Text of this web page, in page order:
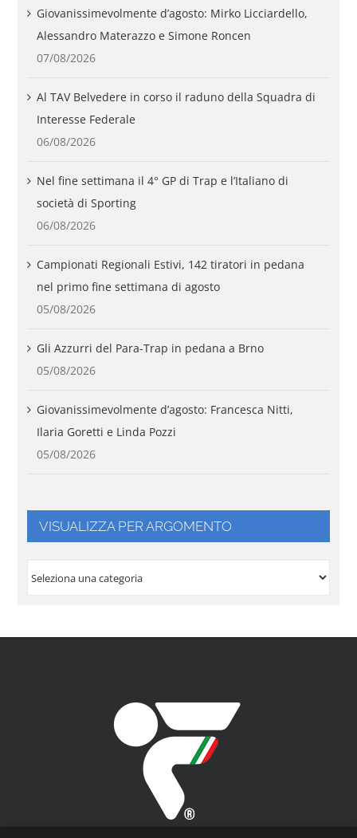
Giovanissimevolmente d’agosto: Mirko Licciardello,
Alessandro Materazzo e Simone Roncen
07/08/2026
Al TAV Belvedere in corso il raduno della Squadra di
Interesse Federale
06/08/2026
Nel fine settimana il 4° GP di Trap e l’Italiano di
società di Sporting
06/08/2026
Campionati Regionali Estivi, 142 tiratori in pedana
nel primo fine settimana di agosto
05/08/2026
Gli Azzurri del Para-Trap in pedana a Brno
05/08/2026
Giovanissimevolmente d’agosto: Francesca Nitti,
Ilaria Goretti e Linda Pozzi
05/08/2026
VISUALIZZA PER ARGOMENTO